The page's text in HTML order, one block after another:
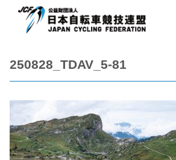
250828_TDAV_5-81